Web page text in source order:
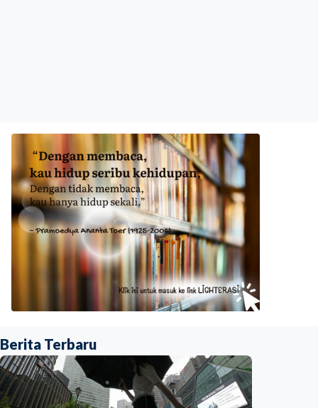
Berita Terbaru